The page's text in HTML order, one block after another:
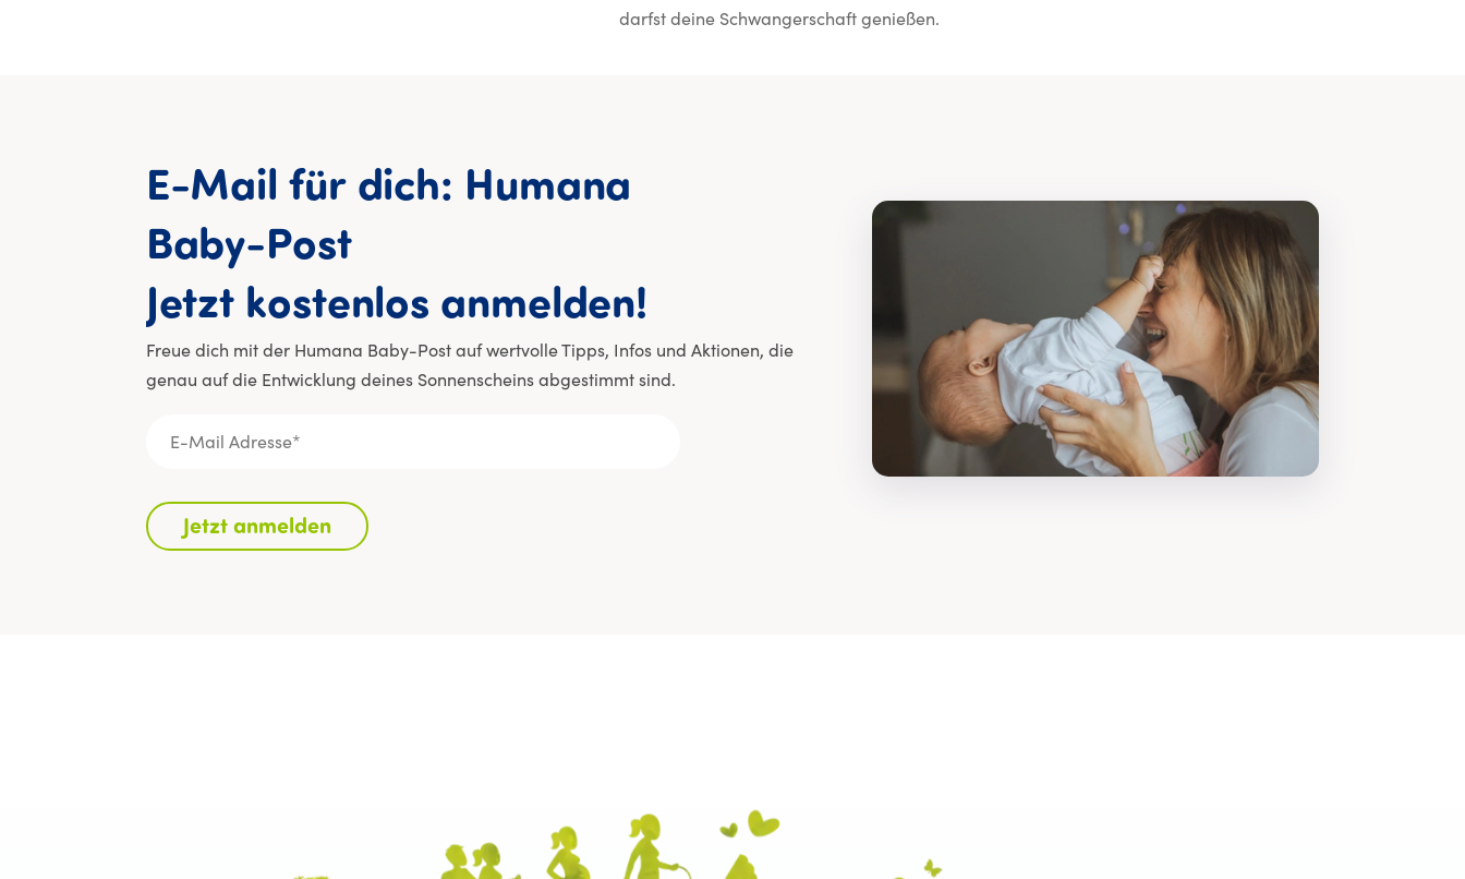
darfst deine Schwangerschaft genießen.
E-Mail für dich: Humana
Baby-Post
Jetzt kostenlos anmelden! E-Mail für dich: Humana Baby-Post
Freue dich mit der Humana Baby-Post auf wertvolle Tipps, Infos und Aktionen, die
genau auf die Entwicklung deines Sonnenscheins abgestimmt sind.
Jetzt anmelden